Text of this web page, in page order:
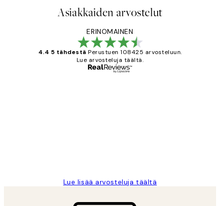
Asiakkaiden arvostelut
ERINOMAINEN
4.4 5 tähdestä Perustuen 108425 arvosteluun.
Lue arvosteluja täältä.
Lue lisää arvosteluja täältä